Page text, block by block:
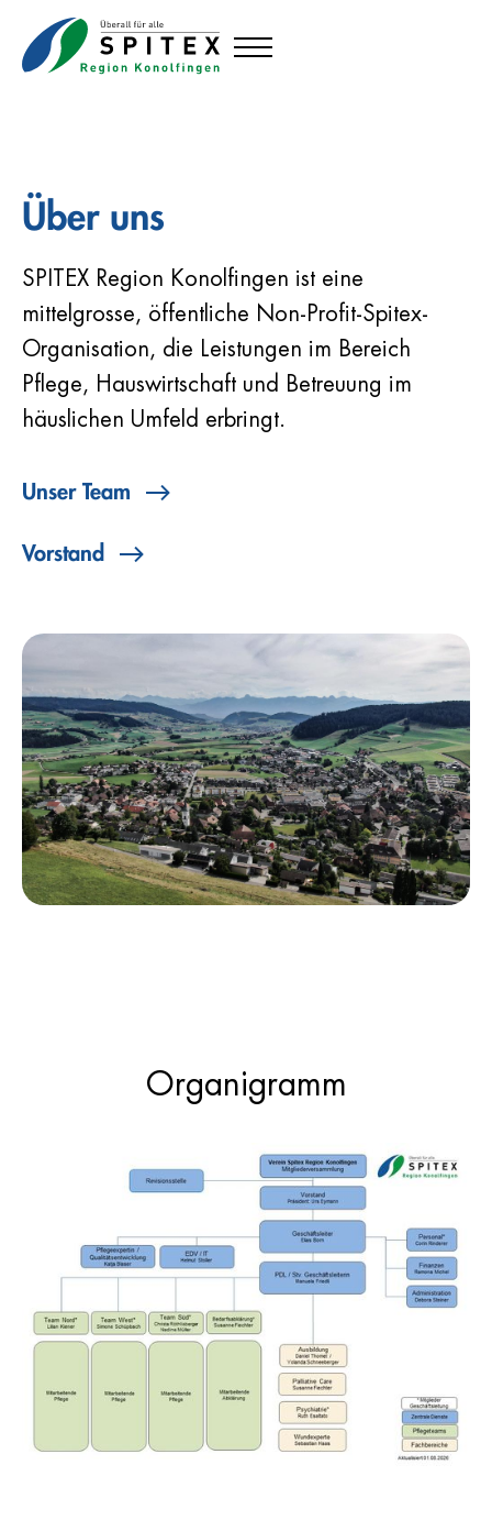
Über uns
SPITEX Region Konolfingen ist eine
mittelgrosse, öffentliche Non-Profit-Spitex-
Organisation, die Leistungen im Bereich
Pflege, Hauswirtschaft und Betreuung im
häuslichen Umfeld erbringt.
Unser Team
Vorstand
Organigramm